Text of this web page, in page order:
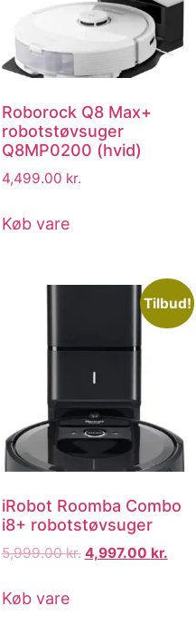
Roborock Q8 Max+
robotstøvsuger
Q8MP0200 (hvid)
4,499.00 kr.
Køb vare
Tilbud!
iRobot Roomba Combo
i8+ robotstøvsuger
5,999.00kr. 4,997.00 kr.
Køb vare